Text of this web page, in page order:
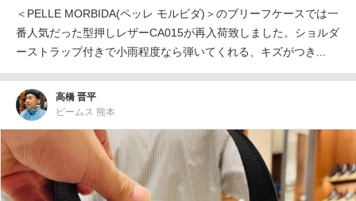
＜PELLE MORBIDA(ペッレ モルビダ)＞のブリーフケースでは一
番人気だった型押しレザーCA015が再入荷致しました。ショルダ
ーストラップ付きで小雨程度なら弾いてくれる、キズがつき...
高橋 晋平
ビームス 熊本